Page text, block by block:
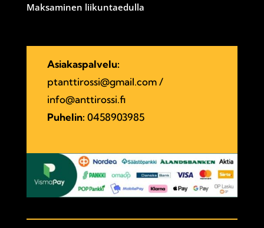
Maksaminen liikuntaedulla
Asiakaspalvelu:
ptanttirossi@gmail.com/
info@anttirossi.fi
Puhelin: 0458903985